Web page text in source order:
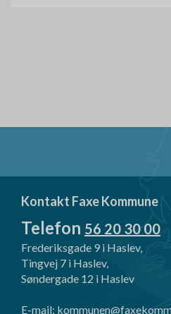
Kontakt Faxe Kommune
Telefon 56 20 30 00
Frederiksgade 9 i Haslev,
Tingvej 7 i Haslev,
Søndergade 12 i Haslev
E-mail: